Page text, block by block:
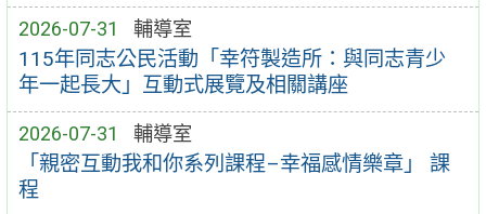
2026-07-31 輔導室
115年同志公民活動「幸符製造所：與同志青少
年一起長大」互動式展覽及相關講座
2026-07-31 輔導室
「親密互動我和你系列課程–幸福感情樂章」 課
程